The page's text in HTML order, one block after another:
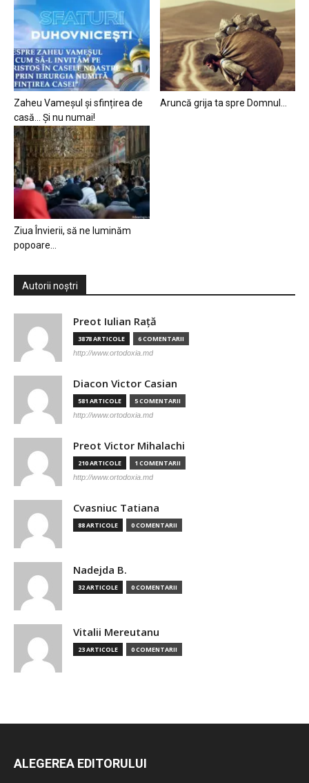
Zaheu Vameșul și sfințirea de
casă… Și nu numai!
Aruncă grija ta spre Domnul…
Ziua Învierii, să ne luminăm
popoare…
Autorii noștri
Preot Iulian Raţă
3878 ARTICOLE 6 COMENTARII
http://www.ortodoxia.md
Diacon Victor Casian
581 ARTICOLE 5 COMENTARII
http://www.ortodoxia.md
Preot Victor Mihalachi
210 ARTICOLE 1 COMENTARII
http://www.ortodoxia.md
Cvasniuc Tatiana
88 ARTICOLE 0 COMENTARII
Nadejda B.
32 ARTICOLE 0 COMENTARII
Vitalii Mereutanu
23 ARTICOLE 0 COMENTARII
ALEGEREA EDITORULUI